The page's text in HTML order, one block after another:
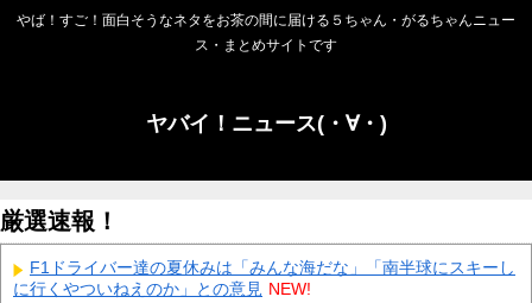
やば！すご！面白そうなネタをお茶の間に届ける５ちゃん・がるちゃんニュー
ス・まとめサイトです
ヤバイ！ニュース(・∀・)
厳選速報！
F1ドライバー達の夏休みは「みんな海だな」「南半球にスキーし
に行くやついねえのか」との意見 NEW!